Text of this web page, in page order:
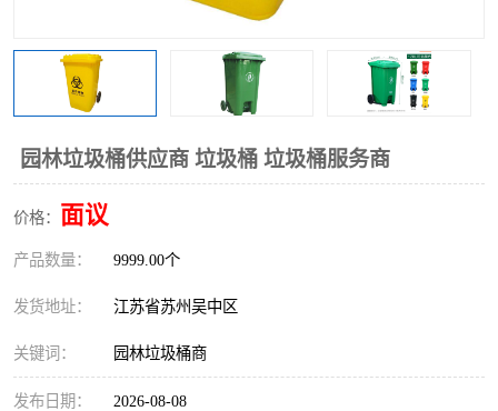
园林垃圾桶供应商 垃圾桶 垃圾桶服务商
价格： 面议
产品数量： 9999.00个
发货地址： 江苏省苏州吴中区
关键词： 园林垃圾桶商
发布日期： 2026-08-08